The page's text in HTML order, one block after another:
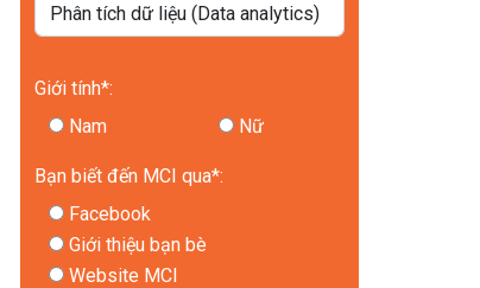
Giới tính*:
Nam
Nữ
Bạn biết đến MCI qua*:
Facebook
Giới thiệu bạn bè
Website MCI